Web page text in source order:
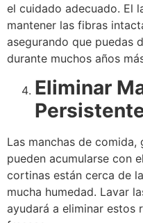
el cuidado adecuado. El
mantener las fibras
asegurando que puedas
durante muchos años
Eliminar
Las manchas de comida,
pueden acumularse con
cortinas están cerca de
mucha humedad. Lavar
ayudará a eliminar estos